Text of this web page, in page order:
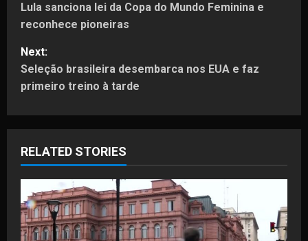
o
s
t
n
a
v
i
g
Lula sanciona lei da Copa do Mundo Feminina e
reconhece pioneiras
Next:
Seleção brasileira desembarca nos EUA e faz
primeiro treino à tarde
RELATED STORIES